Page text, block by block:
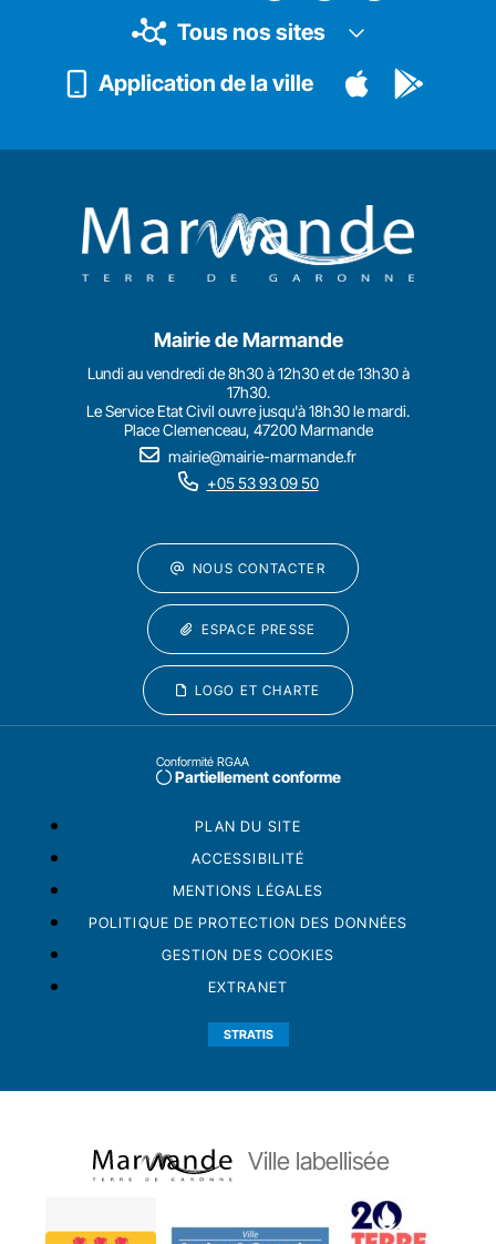
Tous nos sites
Application de la ville
Mairie de Marmande
Lundi au vendredi de 8h30 à 12h30 et de 13h30 à
17h30.
Le Service Etat Civil ouvre jusqu'à 18h30 le mardi.
Place Clemenceau, 47200 Marmande
mairie@mairie-marmande.fr
+05 53 93 09 50
NOUS CONTACTER
ESPACE PRESSE
LOGO ET CHARTE
Conformité RGAA
Partiellement conforme
PLAN DU SITE
ACCESSIBILITÉ
MENTIONS LÉGALES
POLITIQUE DE PROTECTION DES DONNÉES
GESTION DES COOKIES
EXTRANET
STRATIS
Ville labellisée